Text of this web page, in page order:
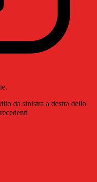
da sinistra a destra dello